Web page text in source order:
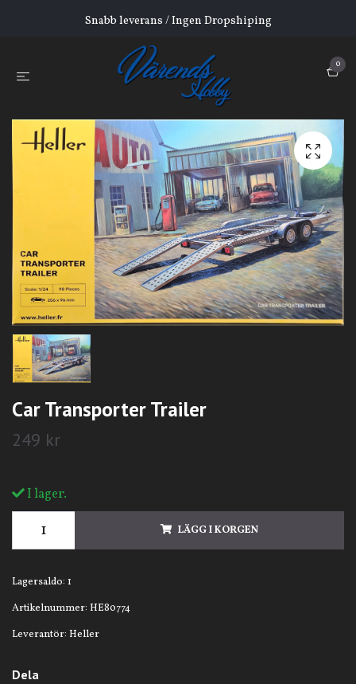
Snabb leverans / Ingen Dropshiping
0
Car Transporter Trailer
249 kr
I lager.
LÄGG I KORGEN
Lagersaldo: 1
Artikelnummer: HE80774
Leverantör: Heller
Dela